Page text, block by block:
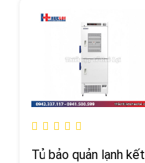
Tủ bảo quản lạnh kết